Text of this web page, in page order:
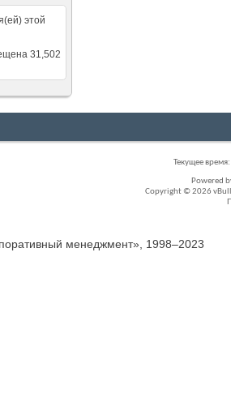
этой
31,502
Текущее время:
Powered
Copyright © 2026
менеджмент», 1998–2023